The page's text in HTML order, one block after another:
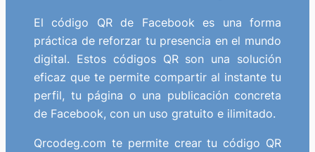
El código QR de Facebook es una forma
práctica de reforzar tu presencia en el mundo
digital. Estos códigos QR son una solución
eficaz que te permite compartir al instante tu
perfil, tu página o una publicación concreta
de Facebook, con un uso gratuito e ilimitado.
Qrcodeg.com te permite crear tu código QR